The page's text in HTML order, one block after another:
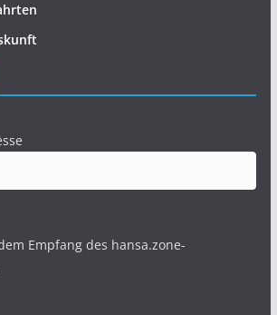
Empfang des hansa.zone-